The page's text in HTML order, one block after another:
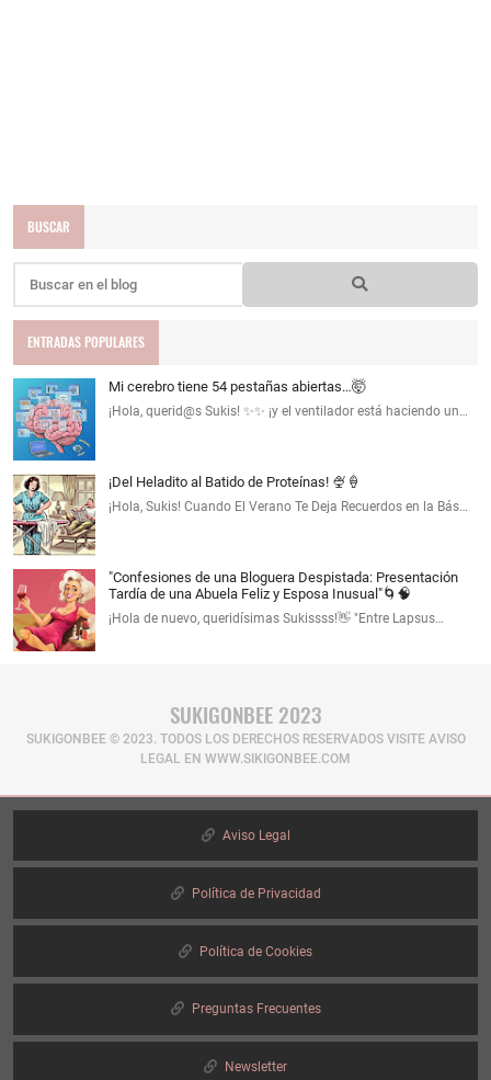
BUSCAR
ENTRADAS POPULARES
Mi cerebro tiene 54 pestañas abiertas…🤯
¡Hola, querid@s Sukis! ✨✨ ¡y el ventilador está haciendo un…
¡Del Heladito al Batido de Proteínas! 🍨🍦
¡Hola, Sukis! Cuando El Verano Te Deja Recuerdos en la Bás…
"Confesiones de una Bloguera Despistada: Presentación
Tardía de una Abuela Feliz y Esposa Inusual"🌀🧠
¡Hola de nuevo, queridísimas Sukissss!👋 "Entre Lapsus…
SUKIGONBEE 2023
SUKIGONBEE © 2023. TODOS LOS DERECHOS RESERVADOS​ VISITE AVISO
LEGAL EN WWW.SIKIGONBEE.COM
Aviso Legal
Política de Privacidad
Política de Cookies
Preguntas Frecuentes
Newsletter